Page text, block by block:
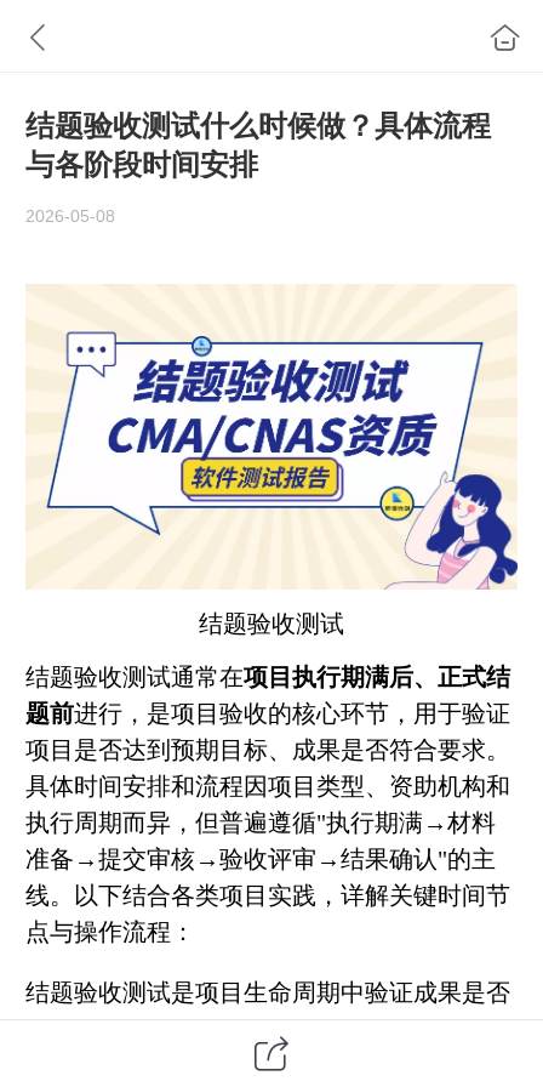
结题验收测试什么时候做？具体流程
与各阶段时间安排
2026-05-08
结题验收测试
结题验收测试通常在项目执行期满后、正式结
题前进行，是项目验收的核心环节，用于验证
项目是否达到预期目标、成果是否符合要求。
具体时间安排和流程因项目类型、资助机构和
执行周期而异，但普遍遵循"执行期满→材料
准备→提交审核→验收评审→结果确认"的主
线。以下结合各类项目实践，详解关键时间节
点与操作流程：
结题验收测试是项目生命周期中验证成果是否
符合预期的关键环节，其时间安排需结合项目